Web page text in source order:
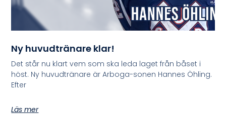
Ny huvudtränare klar!
Det står nu klart vem som ska leda laget från båset i
höst. Ny huvudtränare är Arboga-sonen Hannes Öhling.
Efter
Läs mer